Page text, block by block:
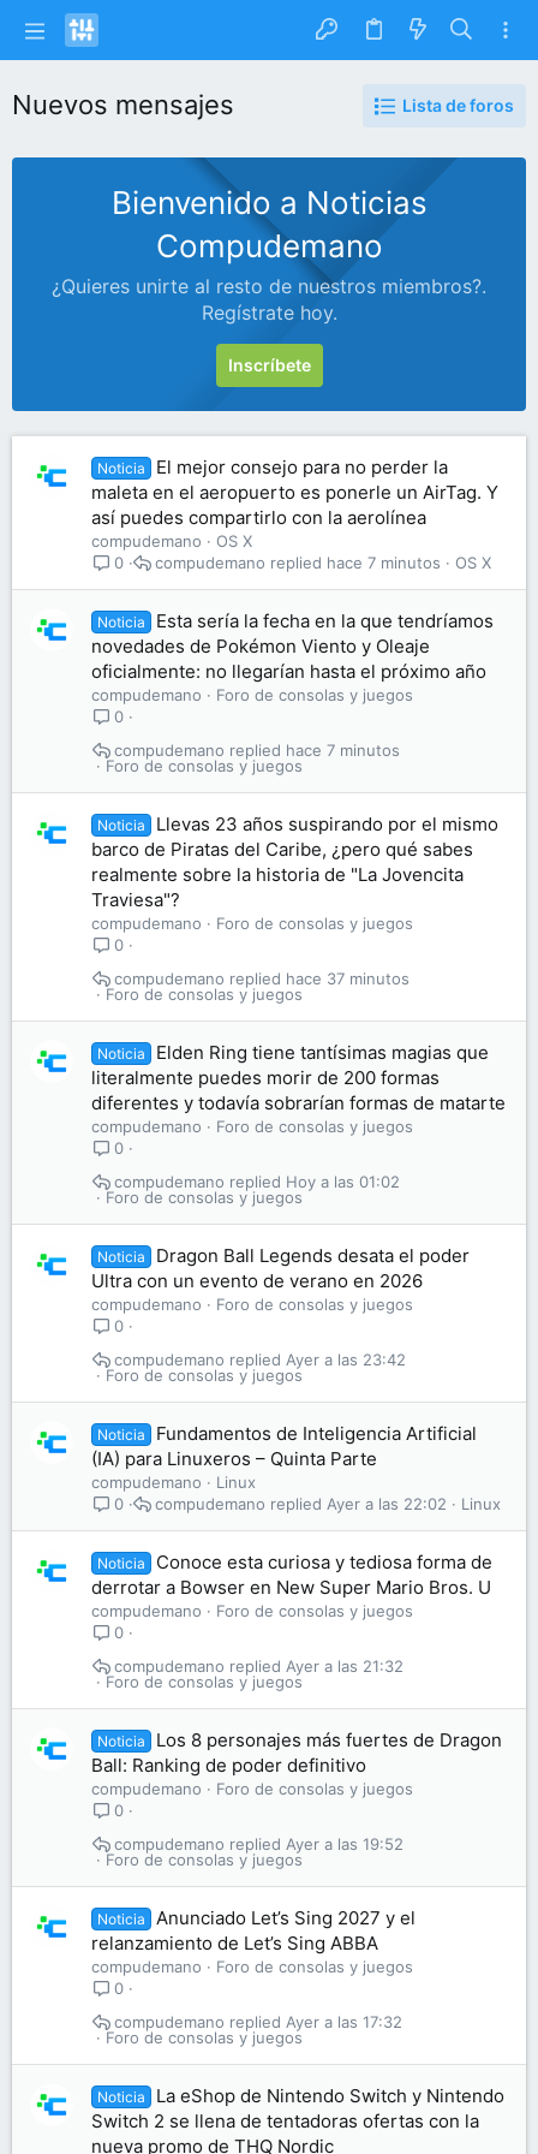
Nuevos mensajes Lista de foros
Bienvenido a Noticias
Compudemano
¿Quieres unirte al resto de nuestros miembros?.
Regístrate hoy.
Inscríbete
Noticia
El mejor consejo para no perder la
maleta en el aeropuerto es ponerle un AirTag. Y
así puedes compartirlo con la aerolínea
compudemano
OS X
0
OS X
hace 7 minutos
compudemano
Noticia
Esta sería la fecha en la que tendríamos
novedades de Pokémon Viento y Oleaje
oficialmente: no llegarían hasta el próximo año
compudemano
Foro de consolas y juegos
0
Foro de consolas y juegos
hace 7 minutos
compudemano
Noticia
Llevas 23 años suspirando por el mismo
barco de Piratas del Caribe, ¿pero qué sabes
realmente sobre la historia de "La Jovencita
Traviesa"?
compudemano
Foro de consolas y juegos
0
Foro de consolas y juegos
hace 37 minutos
compudemano
Noticia
Elden Ring tiene tantísimas magias que
literalmente puedes morir de 200 formas
diferentes y todavía sobrarían formas de matarte
compudemano
Foro de consolas y juegos
0
Foro de consolas y juegos
Hoy a las 01:02
compudemano
Noticia
Dragon Ball Legends desata el poder
Ultra con un evento de verano en 2026
compudemano
Foro de consolas y juegos
0
Foro de consolas y juegos
Ayer a las 23:42
compudemano
Noticia
Fundamentos de Inteligencia Artificial
(IA) para Linuxeros – Quinta Parte
compudemano
Linux
0
Linux
Ayer a las 22:02
compudemano
Noticia
Conoce esta curiosa y tediosa forma de
derrotar a Bowser en New Super Mario Bros. U
compudemano
Foro de consolas y juegos
0
Foro de consolas y juegos
Ayer a las 21:32
compudemano
Noticia
Los 8 personajes más fuertes de Dragon
Ball: Ranking de poder definitivo
compudemano
Foro de consolas y juegos
0
Foro de consolas y juegos
Ayer a las 19:52
compudemano
Noticia
Anunciado Let’s Sing 2027 y el
relanzamiento de Let’s Sing ABBA
compudemano
Foro de consolas y juegos
0
Foro de consolas y juegos
Ayer a las 17:32
compudemano
Noticia
La eShop de Nintendo Switch y Nintendo
Switch 2 se llena de tentadoras ofertas con la
nueva promo de THQ Nordic